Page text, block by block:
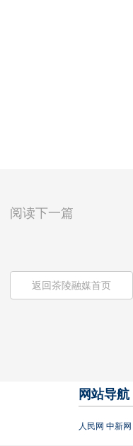
阅读下一篇
返回茶陵融媒首页
网站导航
人民网 中新网